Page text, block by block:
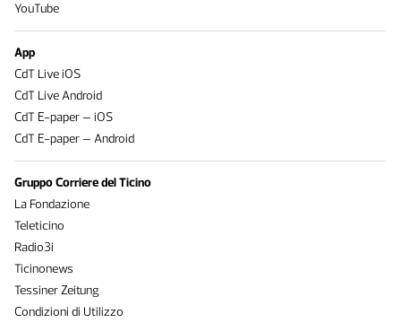
YouTube
App
CdT Live iOS
CdT Live Android
CdT E-paper – iOS
CdT E-paper – Android
Gruppo Corriere del Ticino
La Fondazione
Teleticino
Radio3i
Ticinonews
Tessiner Zeitung
Condizioni di Utilizzo